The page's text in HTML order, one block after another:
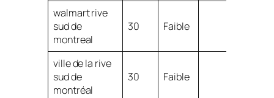
walmart rive
sud de
montreal
30 Faible
ville de la rive
sud de
montréal
30 Faible